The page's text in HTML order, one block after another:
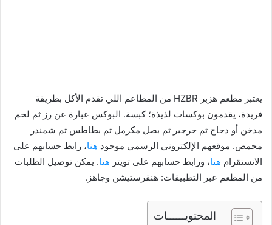
يعتبر مطعم هزبر HZBR من المطاعم اللي تقدم الأكل بطريقة
فريدة، يقدمون بوكسات لذيذة؛ كبسة. البوكس عبارة عن رز ثم لحم
مدخن أو دجاج ثم جرجير ثم بصل مكرمل ثم بطاطس ثم شمندر
محمص. موقعهم الإلكتروني الرسمي موجود هنا، رابط حسابهم على
الانستقرام هنا، ورابط حسابهم على تويتر هنا. يمكن توصيل الطلبات
من المطعم عبر التطبيقات: هنقرستيشن وجاهز.
المحتويــــــات